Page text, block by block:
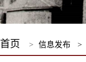
首页 > 信息发布 >